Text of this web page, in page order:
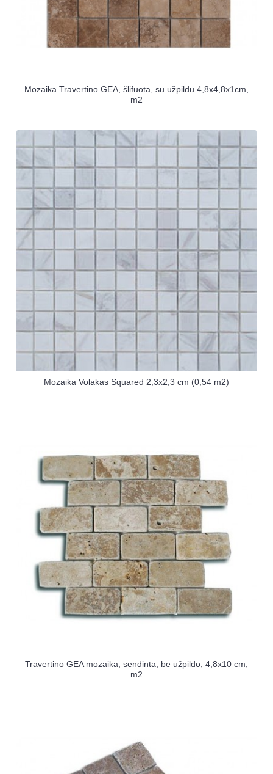
Mozaika Travertino GEA, šlifuota, su užpildu 4,8x4,8x1cm,
m2
Mozaika Volakas Squared 2,3x2,3 cm (0,54 m2)
Travertino GEA mozaika, sendinta, be užpildo, 4,8x10 cm,
m2